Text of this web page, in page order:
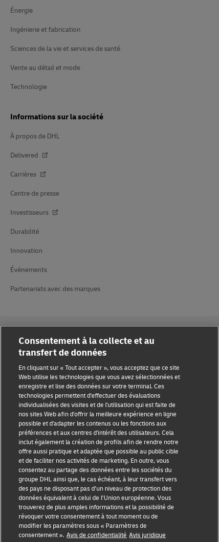
Énergie
Ingénierie et fabrication
Sciences de la vie et services de santé
Vente au détail et mode
Technologie
Informations sur la société
À propos de DHL
Delivered
Carrières
Centre de presse
Investisseurs
Durabilité
Innovation
Événements
Partenariats avec des marques
Sensibilisation à la fraude
Mention légale
Conditions d’utilisation
Avis de confidentialité
Accessibilité
Informations complémentaires
Paramètres des cookies
Suivez-nous
Consentement à la collecte et au
transfert de données
En cliquant sur « Tout accepter », vous acceptez que ce site
Web utilise les technologies que vous avez sélectionnées et
enregistre et lise des données sur votre terminal. Ces
technologies permettent d'effectuer des évaluations
individualisées des visites et de l'utilisation qui est faite de
nos sites Web afin d'offrir la meilleure expérience en ligne
possible et d'adapter les contenus ou les fonctions aux
préférences et aux centres d'intérêt des utilisateurs. Cela
inclut également la création de profils afin de rendre notre
offre aussi pratique et adaptée que possible au public cible
et de faciliter nos activités de marketing. En outre, vous
consentez au partage des données entre les sociétés du
groupe DHL ainsi que, le cas échéant, à leur transfert vers
des pays ne disposant pas d’un niveau de protection des
données équivalent à celui de l’Union européenne. Vous
trouverez de plus amples informations et la possibilité de
révoquer votre consentement à tout moment ou de
modifier les paramètres sous « Paramètres de
consentement ». Avis de confidentialité Avis juridique